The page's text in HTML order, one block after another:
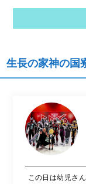
生長の家神の国
この日は幼児さ